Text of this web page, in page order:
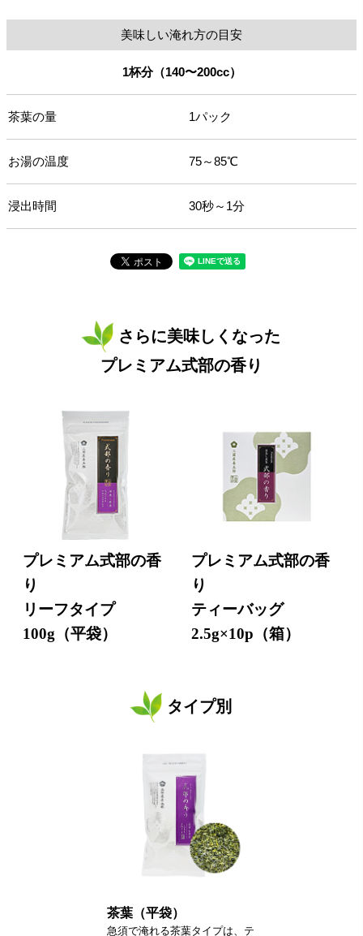
美味しい淹れ方の目安
1杯分（140〜200cc）
茶葉の量 1パック
お湯の温度 75～85℃
浸出時間 30秒～1分
さらに美味しくなった
プレミアム式部の香り
プレミアム式部の香
り
リーフタイプ
100g（平袋）
プレミアム式部の香
り
ティーバッグ
2.5g×10p（箱）
タイプ別
茶葉（平袋）
急須で淹れる茶葉タイプは、テ